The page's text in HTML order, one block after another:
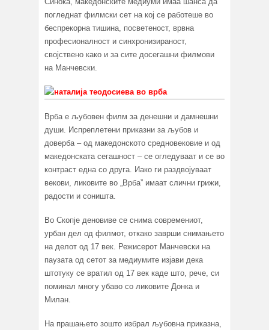
погледнат филмски сет на кој се работеше во
беспрекорна тишина, посветеност, врвна
професионалност и синхронизираност,
својствено како и за сите досегашни филмови
на Манчевски.
Врба е љубовен филм за денешни и дамнешни
души. Испреплетени приказни за љубов и
доверба – од македонското средновековие и од
македонската сегашност – се огледуваат и се во
контраст една со друга. Иако ги раздвојуваат
векови, ликовите во „Врба” имаат слични грижи,
радости и соништа.
Во Скопје деновиве се снима современиот,
урбан дел од филмот, откако заврши снимањето
на делот од 17 век. Режисерот Манчевски на
паузата од сетот за медиумите изјави дека
штотуку се вратил од 17 век каде што, рече, си
поминал многу убаво со ликовите Донка и
Милан.
На прашањето зошто избрал љубовна приказна,